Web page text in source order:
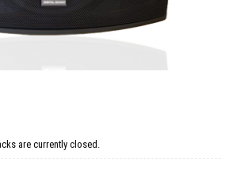
are currently closed.